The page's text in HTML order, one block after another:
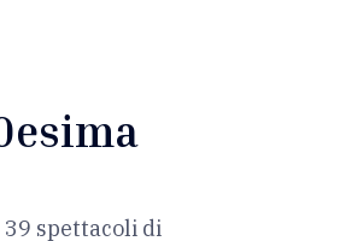
spettacoli di